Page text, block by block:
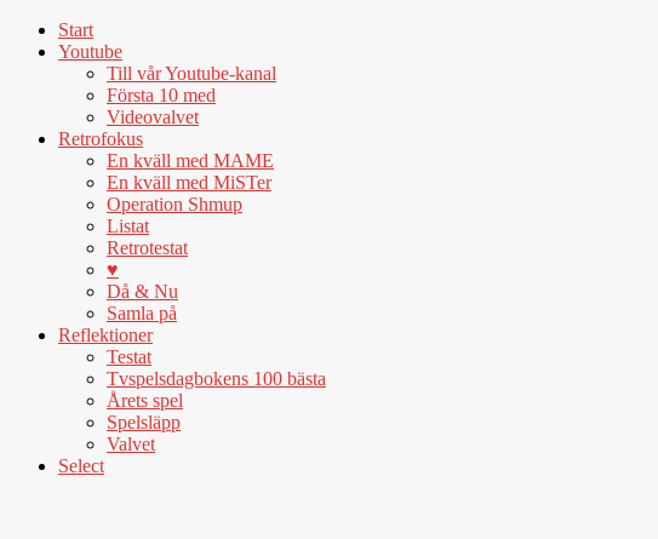
Start
Youtube
Till vår Youtube-kanal
Första 10 med
Videovalvet
Retrofokus
En kväll med MAME
En kväll med MiSTer
Operation Shmup
Listat
Retrotestat
♥
Då & Nu
Samla på
Reflektioner
Testat
Tvspelsdagbokens 100 bästa
Årets spel
Spelsläpp
Valvet
Select